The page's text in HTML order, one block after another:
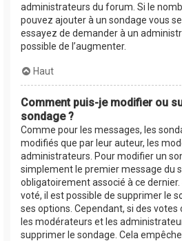
administrateurs du forum. Si le
pouvez ajouter à un sondage vous
essayez de demander à un
possible de l’augmenter.
Haut
Comment puis-je modifier ou
sondage ?
Comme pour les messages, les
modifiés que par leur auteur, les
administrateurs. Pour modifier un
simplement le premier message du
obligatoirement associé à ce dernier.
voté, il est possible de supprimer le
ses options. Cependant, si des
les modérateurs et les
supprimer le sondage. Cela